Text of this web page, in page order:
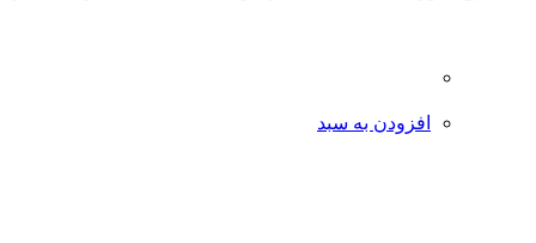
افزودن به سبد